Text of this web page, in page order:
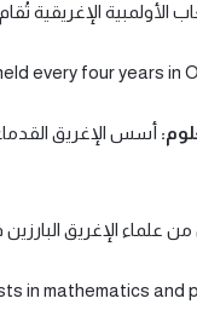
الأولمبية الإغريقية
أسس الإغريق
علماء الإغريق البارزين